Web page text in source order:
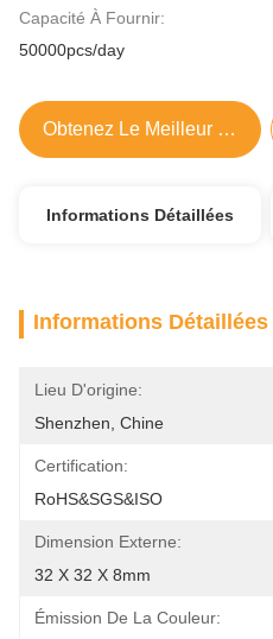
Capacité À Fournir:
50000pcs/day
Obtenez Le Meilleur Prix
Informations Détaillées
Informations Détaillées
Lieu D'origine:
Shenzhen, Chine
Certification:
RoHS&SGS&ISO
Dimension Externe:
32 X 32 X 8mm
Émission De La Couleur: